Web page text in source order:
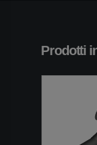
Prodotti